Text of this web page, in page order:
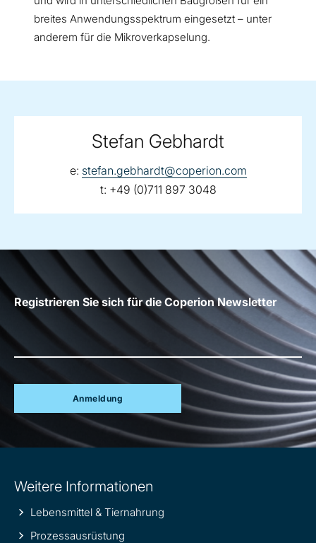
breites Anwendungsspektrum eingesetzt – unter
anderem für die Mikroverkapselung.
Stefan Gebhardt
e: email:
stefan.gebhardt@coperion.com
t: telephone:
+49 (0)711 897 3048
Registrieren Sie sich für die Coperion Newsletter
Anmeldung
information
Weitere Informationen
Lebensmittel & Tiernahrung
Prozessausrüstung